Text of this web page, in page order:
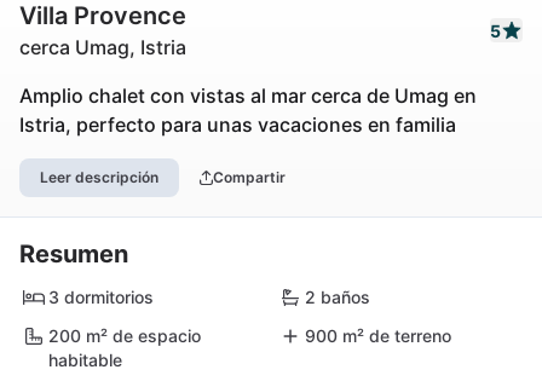
Villa Provence
cerca Umag, Istria
5
Amplio chalet con vistas al mar cerca de Umag en
Istria, perfecto para unas vacaciones en familia
Leer descripción Compartir
Resumen
3 dormitorios
2 baños
200 m² de espacio
habitable
900 m² de terreno